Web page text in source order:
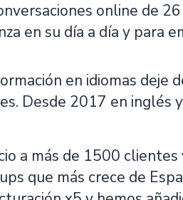
online de
en su día a día y para
en idiomas
Desde 2017 en inglés
a más de 1500
que más crece de